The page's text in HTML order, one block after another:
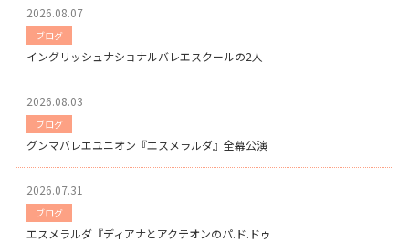
2026.08.07
ブログ
イングリッシュナショナルバレエスクールの2人
2026.08.03
ブログ
グンマバレエユニオン『エスメラルダ』全幕公演
2026.07.31
ブログ
エスメラルダ『ディアナとアクテオンのパ.ド.ドゥ